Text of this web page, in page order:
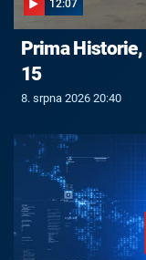
12:07
Prima
15
8. srpna 2026 20:40